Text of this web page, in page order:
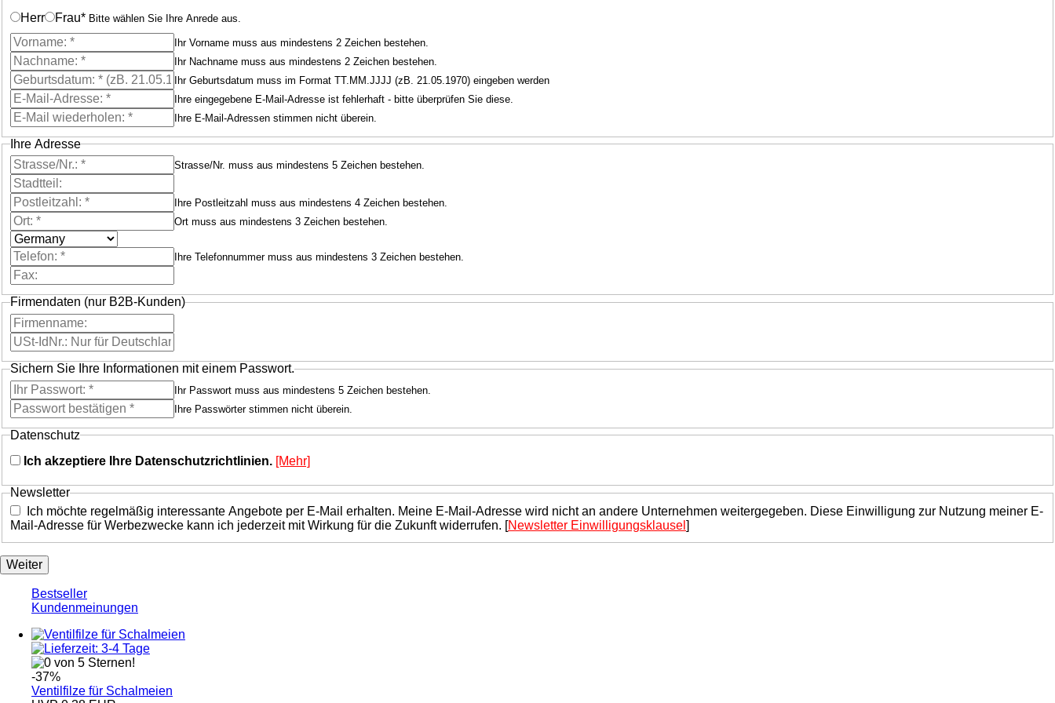
Herr Frau* Bitte wählen Sie Ihre Anrede aus.
Ihr Vorname muss aus mindestens 2 Zeichen bestehen.
Ihr Nachname muss aus mindestens 2 Zeichen bestehen.
Ihr Geburtsdatum muss im Format TT.MM.JJJJ (zB. 21.05.1970) eingeben werden
Ihre eingegebene E-Mail-Adresse ist fehlerhaft - bitte überprüfen Sie diese.
Ihre E-Mail-Adressen stimmen nicht überein.
Ihre Adresse
Strasse/Nr. muss aus mindestens 5 Zeichen bestehen.
Ihre Postleitzahl muss aus mindestens 4 Zeichen bestehen.
Ort muss aus mindestens 3 Zeichen bestehen.
Ihre Telefonnummer muss aus mindestens 3 Zeichen bestehen.
Firmendaten (nur B2B-Kunden)
Sichern Sie Ihre Informationen mit einem Passwort.
Ihr Passwort muss aus mindestens 5 Zeichen bestehen.
Ihre Passwörter stimmen nicht überein.
Datenschutz
Ich akzeptiere Ihre Datenschutzrichtlinien. [Mehr]
Newsletter
Ich möchte regelmäßig interessante Angebote per E-Mail erhalten. Meine E-Mail-Adresse wird nicht an andere Unternehmen weitergegeben. Diese Einwilligung zur Nutzung meiner E-
Mail-Adresse für Werbezwecke kann ich jederzeit mit Wirkung für die Zukunft widerrufen. [Newsletter Einwilligungsklausel ]
Weiter
Bestseller
Kundenmeinungen
-37%
Ventilfilze für Schalmeien